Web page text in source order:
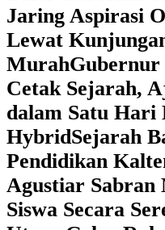
Jaring Aspirasi
Lewat
MurahGubernur
Cetak Sejarah,
dalam Satu Hari
HybridSejarah
Pendidikan
Agustiar Sabran
Siswa Secara